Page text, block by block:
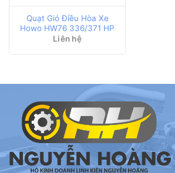
Quạt Gió Điều Hòa Xe
Howo HW76 336/371 HP
Liên hệ